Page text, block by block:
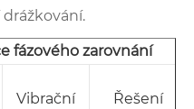
fázového zarovnání
Vibrační
Řešení